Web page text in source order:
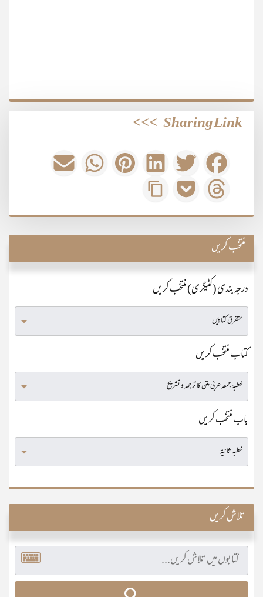
Sharing Link
>>>
منتخب کریں
درجہ بندی (کٹیگری) منتخب کریں
کتاب منتخب کریں
باب منتخب کریں
تلاش کریں